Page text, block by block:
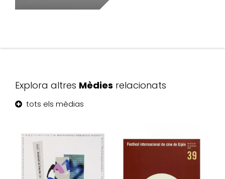
Explora altres Mèdies relacionats
tots els mèdias